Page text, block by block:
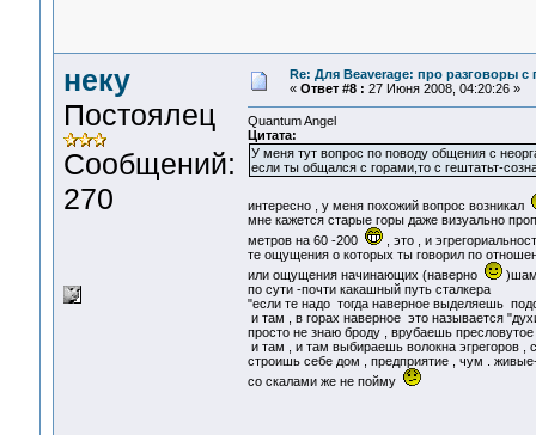
неку
Постоялец
Сообщений:
270
Re: Для Beaverage: про разговоры с
« Ответ #8 : 27 Июня 2008, 04:20:26 »
Quantum Angel
Цитата:
У меня тут вопрос по поводу общения с
если ты общался с горами,то с гештатьт-
интересно , у меня похожий вопрос возникал
мне кажется старые горы даже визуально
метров на 60 -200
, это , и
те ощущения о которых ты говорил по
или ощущения начинающих (наверно
по сути -почти какашный путь сталкера
"если те надо тогда наверное выделяешь
и там , в горах наверное это называется
просто не знаю броду , врубаешь
и там , и там выбираешь волокна эгрегоров ,
строишь себе дом , предприятие , чум .
со скалами же не пойму